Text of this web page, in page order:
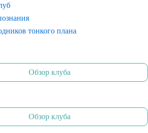
тонкого плана
Обзор клуба
Обзор клуба